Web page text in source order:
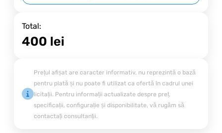
Total:
400 lei
Prețul afișat are caracter informativ, nu reprezintă o bază
pentru plată și nu poate fi utilizat ca ofertă în cadrul unei
licitații. Pentru informații actualizate despre preț,
specificații, configurație și disponibilitate, vă rugăm să
contactați consultanții.